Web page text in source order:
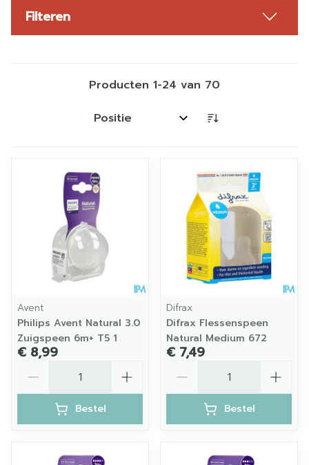
Filteren
Producten 1-24 van 70
Sorteer op:
Avent
Philips Avent Natural 3.0
Zuigspeen 6m+ T5 1
€ 8,99
Bestel
Difrax
Difrax Flessenspeen
Natural Medium 672
€ 7,49
Bestel